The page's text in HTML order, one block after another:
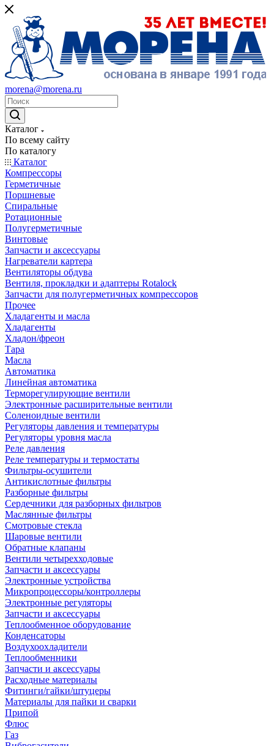
morena@morena.ru
Каталог
По всему сайту
По каталогу
Каталог
Компрессоры
Герметичные
Поршневые
Спиральные
Ротационные
Полугерметичные
Винтовые
Запчасти и аксессуары
Нагреватели картера
Вентиляторы обдува
Вентиля, прокладки и адаптеры Rotalock
Запчасти для полугерметичных компрессоров
Прочее
Хладагенты и масла
Хладагенты
Хладон/фреон
Тара
Масла
Автоматика
Линейная автоматика
Терморегулирующие вентили
Электронные расширительные вентили
Соленоидные вентили
Регуляторы давления и температуры
Регуляторы уровня масла
Реле давления
Реле температуры и термостаты
Фильтры-осушители
Антикислотные фильтры
Разборные фильтры
Сердечники для разборных фильтров
Маслянные фильтры
Смотровые стекла
Шаровые вентили
Обратные клапаны
Вентили четырехходовые
Запчасти и аксессуары
Электронные устройства
Микропроцессоры/контроллеры
Электронные регуляторы
Запчасти и аксессуары
Теплообменное оборудование
Конденсаторы
Воздухоохладители
Теплообменники
Запчасти и аксессуары
Расходные материалы
Фитинги/гайки/штуцеры
Материалы для пайки и сварки
Припой
Флюс
Газ